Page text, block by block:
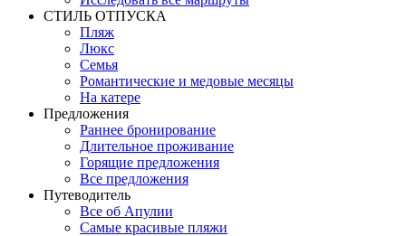
СТИЛЬ OТПУСКА
Пляж
Люкс
Семья
Романтические и медовые месяцы
На катере
Предложения
Раннее бронирование
Длительное проживание
Горящие предложения
Все предложения
Путеводитель
Все об Апулии
Самые красивые пляжи